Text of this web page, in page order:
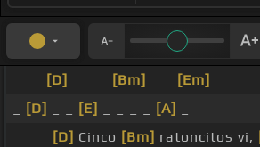
[D] [Bm] [Em]
[D] [E] [A]
[D] Cinco [Bm] ratoncitos vi,